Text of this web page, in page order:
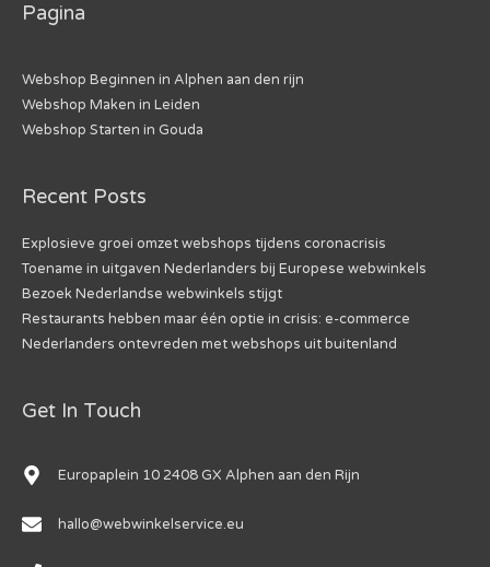
Pagina
Webshop Beginnen in Alphen aan den rijn
Webshop Maken in Leiden
Webshop Starten in Gouda
Recent Posts
Explosieve groei omzet webshops tijdens coronacrisis
Toename in uitgaven Nederlanders bij Europese webwinkels
Bezoek Nederlandse webwinkels stijgt
Restaurants hebben maar één optie in crisis: e-commerce
Nederlanders ontevreden met webshops uit buitenland
Get In Touch
Europaplein 10 2408 GX Alphen aan den Rijn
hallo@webwinkelservice.eu